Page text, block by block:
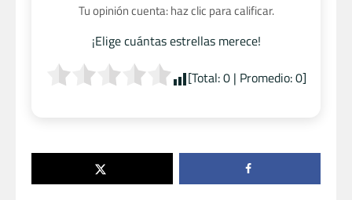
Tu opinión cuenta: haz clic para calificar.
¡Elige cuántas estrellas merece!
[Total:0| Promedio:0]